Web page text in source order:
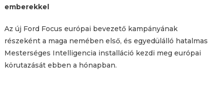
emberekkel
Az új Ford Focus európai bevezető kampányának
részeként a maga nemében első, és egyedülálló hatalmas
Mesterséges Intelligencia installáció kezdi meg európai
körutazását ebben a hónapban.